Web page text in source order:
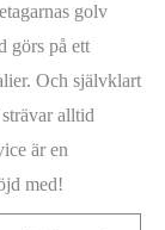
golv
görs på ett
Och självklart
alltid
är en
med!